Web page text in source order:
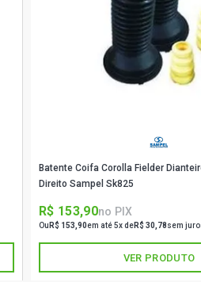
GOL G3
(2001 -
GOL G3
GOL G3
GASOLINA
GOL G3
GOL G3
GASOLINA
Batente Coifa Corolla Fielder
Direito Sampel Sk825
R$ 153,90no PIX
Ou R$ 153,90em até 5x deR$ 30,78sem
VER PRODUTO